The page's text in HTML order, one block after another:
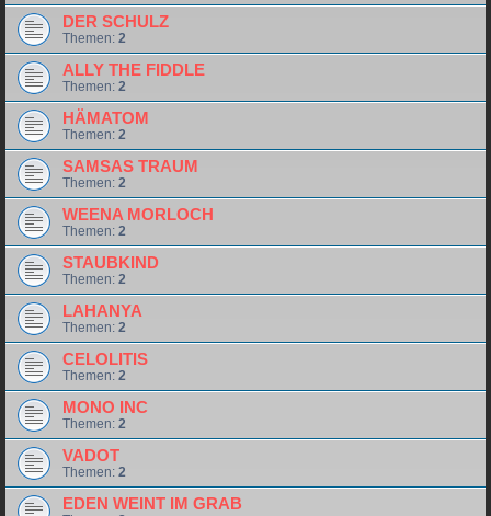
DER SCHULZ
Themen: 2
ALLY THE FIDDLE
Themen: 2
HÄMATOM
Themen: 2
SAMSAS TRAUM
Themen: 2
WEENA MORLOCH
Themen: 2
STAUBKIND
Themen: 2
LAHANYA
Themen: 2
CELOLITIS
Themen: 2
MONO INC
Themen: 2
VADOT
Themen: 2
EDEN WEINT IM GRAB